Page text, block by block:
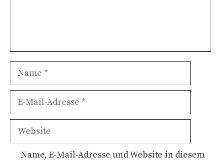
Name
Website
Name, E-Mail-Adresse und Website in diesem